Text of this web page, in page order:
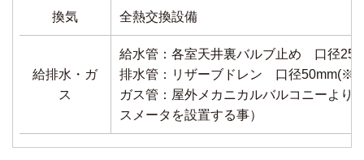
換気 全熱交換設備
給排水・ガ
ス
給水管：各室天井裏バルブ止め 口径
排水管：リザーブドレン 口径50mm(※
ガス管：屋外メカニカルバルコニーより
スメータを設置する事）